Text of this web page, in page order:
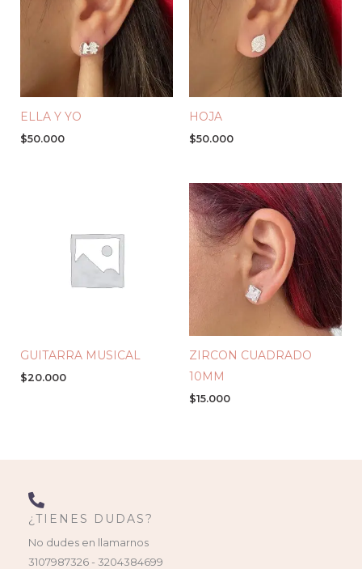
ELLA Y YO
$50.000
HOJA
$50.000
GUITARRA MUSICAL
$20.000
ZIRCON CUADRADO
10MM
$15.000
¿TIENES DUDAS?
No dudes en llamarnos
3107987326 - 3204384699